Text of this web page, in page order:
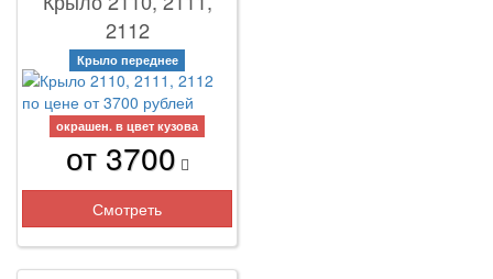
2112
Крыло переднее
окрашен. в цвет кузова
от 3700
Смотреть